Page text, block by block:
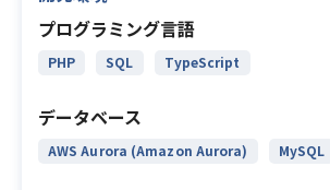
プログラミング言語
PHP SQL TypeScript
データベース
AWS Aurora (Amazon Aurora) MySQL